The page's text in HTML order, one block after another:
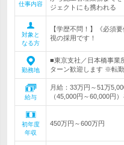
仕事内容
ジェクトにも携われる
対象と
なる方
【学歴不問！】《必須
視の採用です！
勤務地
■東京支社／日本橋事業
ターン歓迎します ※転
給与
月給：33万円～51万
（45,000円～60,000円
初年度
年収
450万円～600万円